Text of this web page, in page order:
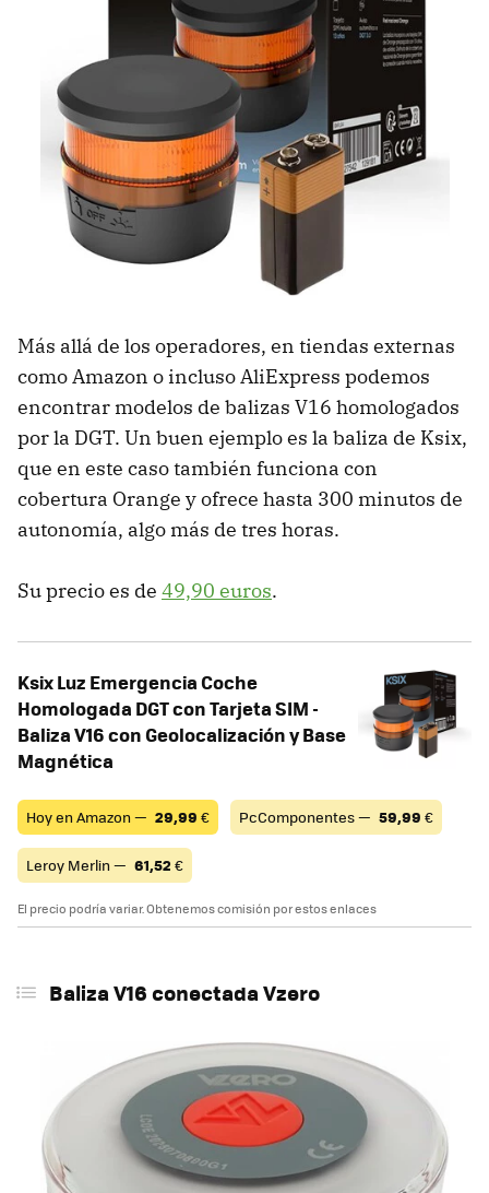
Más allá de los operadores, en tiendas externas
como Amazon o incluso AliExpress podemos
encontrar modelos de balizas V16 homologados
por la DGT. Un buen ejemplo es la baliza de Ksix,
que en este caso también funciona con
cobertura Orange y ofrece hasta 300 minutos de
autonomía, algo más de tres horas.
Su precio es de 49,90 euros.
Ksix Luz Emergencia Coche
Homologada DGT con Tarjeta SIM -
Baliza V16 con Geolocalización y Base
Magnética
Hoy en Amazon — 29,99 € PcComponentes — 59,99 €
Leroy Merlin — 61,52 €
El precio podría variar. Obtenemos comisión por estos enlaces
Baliza V16 conectada Vzero